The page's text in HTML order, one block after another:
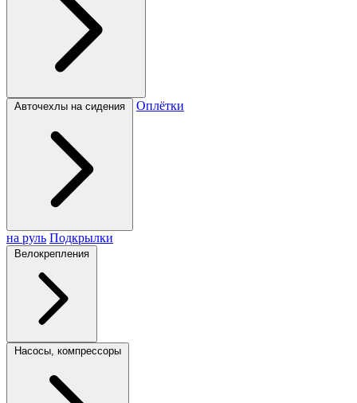
Авточехлы на сидения Оплётки
на руль Подкрылки
Велокрепления
Насосы, компрессоры